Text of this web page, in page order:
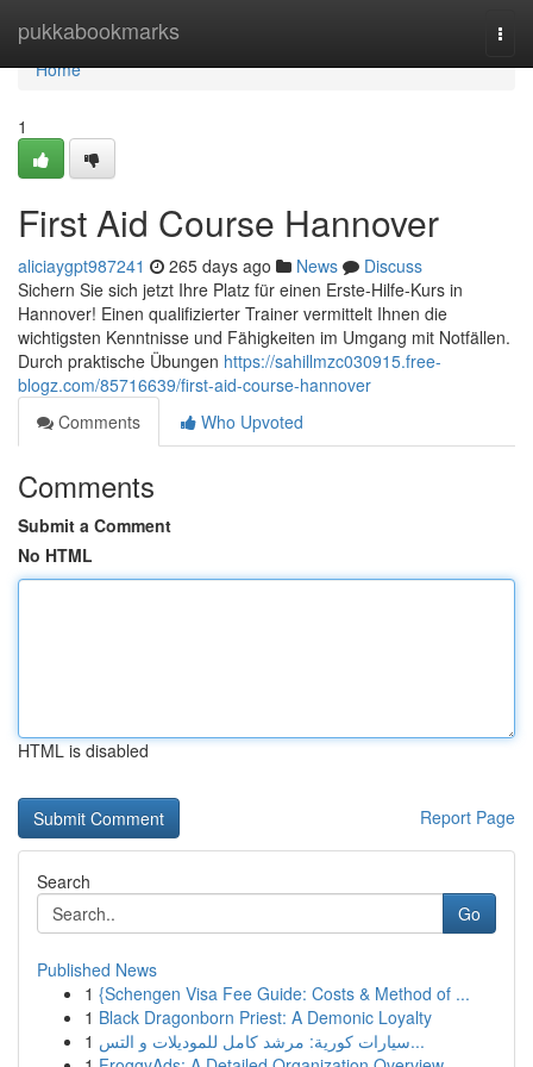
pukkabookmarks
Home
Home
1
First Aid Course Hannover
aliciaygpt987241 265 days ago News
Discuss
Sichern Sie sich jetzt Ihre Platz für einen Erste-Hilfe-Kurs in
Hannover! Einen qualifizierter Trainer vermittelt Ihnen die
wichtigsten Kenntnisse und Fähigkeiten im Umgang mit Notfällen.
Durch praktische Übungen https://sahillmzc030915.free-
blogz.com/85716639/first-aid-course-hannover
Comments
Who Upvoted
Comments
Submit a Comment
No HTML
HTML is disabled
Report Page
Search
Go
Published News
1 {Schengen Visa Fee Guide: Costs & Method of ...
1 Black Dragonborn Priest: A Demonic Loyalty
1
سيارات كورية: مرشد كامل للموديلات و التس...